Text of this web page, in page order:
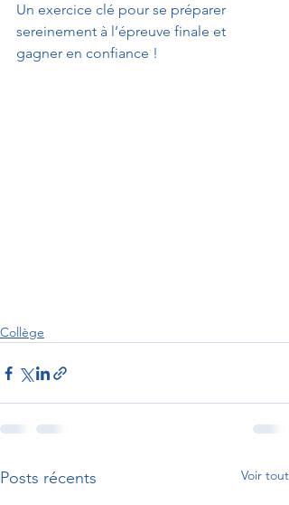
Un exercice clé pour se préparer
sereinement à l’épreuve finale et
gagner en confiance !
Collège
Posts récents Voir tout